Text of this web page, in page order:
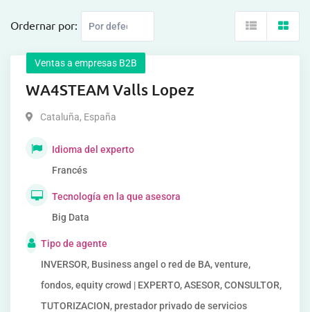
Ordernar por:
Ventas a empresas B2B
WA4STEAM Valls Lopez
Cataluña, España
Idioma del experto
Francés
Tecnología en la que asesora
Big Data
Tipo de agente
INVERSOR, Business angel o red de BA, venture,
fondos, equity crowd | EXPERTO, ASESOR, CONSULTOR,
TUTORIZACION, prestador privado de servicios